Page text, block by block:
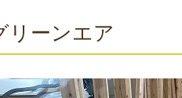
リーンエア